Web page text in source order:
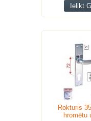
Ielikt
Rokturis
hromētu